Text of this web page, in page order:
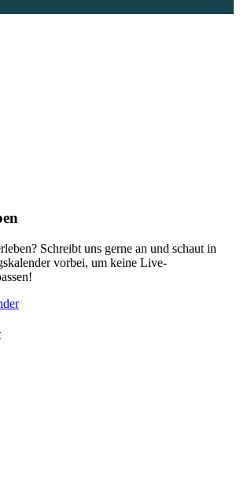
Schreibt uns gerne an und schaut in
vorbei, um keine Live-